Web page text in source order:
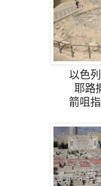
以色
耶路
箭咀